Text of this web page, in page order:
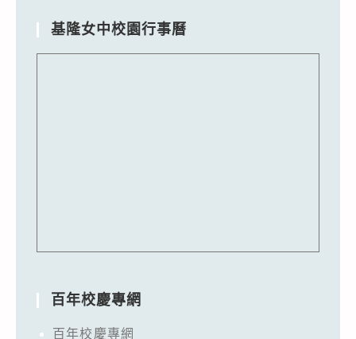
基隆女中校園行事曆
百年校慶專網
百年校慶專網